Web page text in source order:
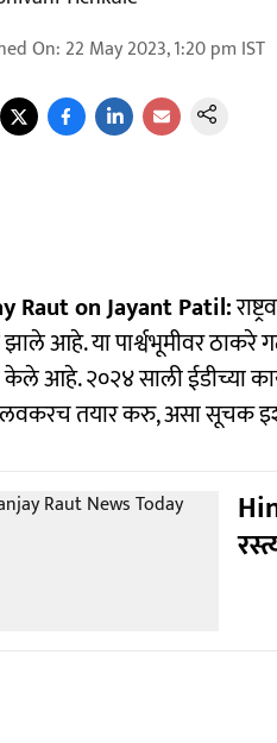
On: 22 May 2023, 1:20 pm IST
Raut on Jayant Patil:
आहे. या पार्श्वभूमीवर
केले आहे. २०२४ साली ईडीच्या
तयार करु, असा सूचक